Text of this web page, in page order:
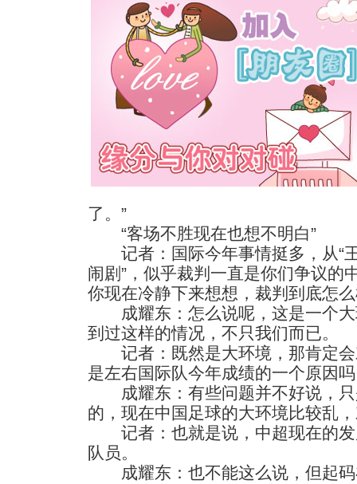
了。”
“客场不胜现在也想不明白”
记者：国际今年事情挺多，从“王
闹剧”，似乎裁判一直是你们争议的
你现在冷静下来想想，裁判到底怎
成耀东：怎么说呢，这是一个大
到过这样的情况，不只我们而已。
记者：既然是大环境，那肯定会
是左右国际队今年成绩的一个原因
成耀东：有些问题并不好说，只
的，现在中国足球的大环境比较乱
记者：也就是说，中超现在的发
队员。
成耀东：也不能这么说，但起码